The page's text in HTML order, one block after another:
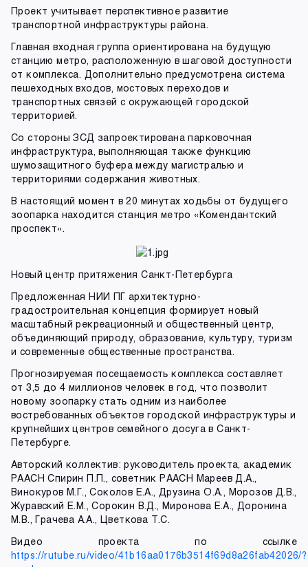
Проект учитывает перспективное развитие
транспортной инфраструктуры района.
Главная входная группа ориентирована на будущую
станцию метро, расположенную в шаговой доступности
от комплекса. Дополнительно предусмотрена система
пешеходных входов, мостовых переходов и
транспортных связей с окружающей городской
территорией.
Со стороны ЗСД запроектирована парковочная
инфраструктура, выполняющая также функцию
шумозащитного буфера между магистралью и
территориями содержания животных.
В настоящий момент в 20 минутах ходьбы от будущего
зоопарка находится станция метро «Комендантский
проспект».
Новый центр притяжения Санкт-Петербурга
Предложенная НИИ ПГ архитектурно-
градостроительная концепция формирует новый
масштабный рекреационный и общественный центр,
объединяющий природу, образование, культуру, туризм
и современные общественные пространства.
Прогнозируемая посещаемость комплекса составляет
от 3,5 до 4 миллионов человек в год, что позволит
новому зоопарку стать одним из наиболее
востребованных объектов городской инфраструктуры и
крупнейших центров семейного досуга в Санкт-
Петербурге.
Авторский коллектив: руководитель проекта, академик
РААСН Спирин П.П., советник РААСН Мареев Д.А.,
Винокуров М.Г., Соколов Е.А., Друзина О.А., Морозов Д.В.,
Журавский Е.М., Сорокин В.Д., Миронова Е.А., Доронина
М.В., Грачева А.А., Цветкова Т.С.
Видео проекта по ссылке
https://rutube.ru/video/41b16aa0176b3514f69d8a26fab42026/?